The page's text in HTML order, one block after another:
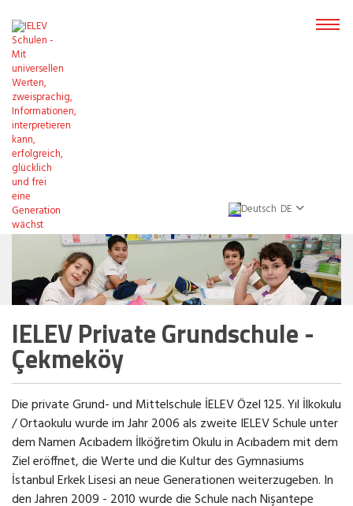
DE
IELEV Private Grundschule -
Çekmeköy
Die private Grund- und Mittelschule İELEV Özel 125. Yıl İlkokulu
/ Ortaokulu wurde im Jahr 2006 als zweite IELEV Schule unter
dem Namen Acıbadem İlköğretim Okulu in Acıbadem mit dem
Ziel eröffnet, die Werte und die Kultur des Gymnasiums
İstanbul Erkek Lisesi an neue Generationen weiterzugeben. In
den Jahren 2009 - 2010 wurde die Schule nach Nişantepe